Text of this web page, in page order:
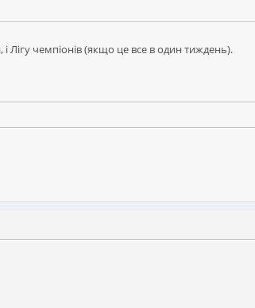
Лігу чемпіонів (якщо це все в один тиждень).